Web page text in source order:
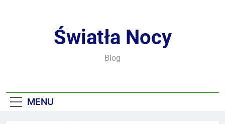
Światła Nocy
Blog
MENU